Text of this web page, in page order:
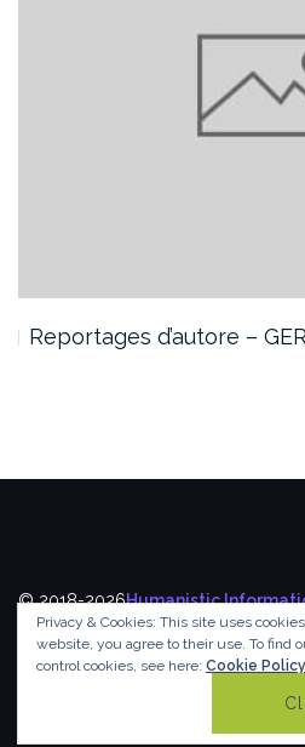
Reportages d’autore – GER
© 2018-2026Humanistic
Department of Informatics,Ionian
Privacy & Cookies: This site uses
website, you agree to their use. To find
control cookies, see here: Cookie Policy